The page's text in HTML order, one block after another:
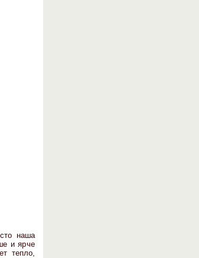
наша
и ярче
тепло,